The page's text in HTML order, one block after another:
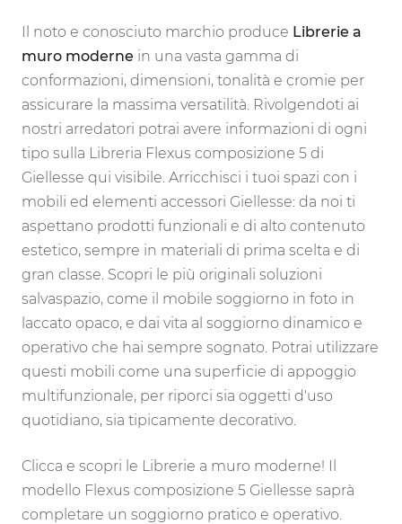
Clicca e scopri le Librerie a muro moderne! Il
modello Flexus composizione 5 Giellesse saprà
completare un soggiorno pratico e operativo.
Il noto e conosciuto marchio produce Librerie a
muro moderne in una vasta gamma di
conformazioni, dimensioni, tonalità e cromie per
assicurare la massima versatilità. Rivolgendoti ai
nostri arredatori potrai avere informazioni di ogni
tipo sulla Libreria Flexus composizione 5 di
Giellesse qui visibile. Arricchisci i tuoi spazi con i
mobili ed elementi accessori Giellesse: da noi ti
aspettano prodotti funzionali e di alto contenuto
estetico, sempre in materiali di prima scelta e di
gran classe. Scopri le più originali soluzioni
salvaspazio, come il mobile soggiorno in foto in
laccato opaco, e dai vita al soggiorno dinamico e
operativo che hai sempre sognato. Potrai utilizzare
questi mobili come una superficie di appoggio
multifunzionale, per riporci sia oggetti d'uso
quotidiano, sia tipicamente decorativo.